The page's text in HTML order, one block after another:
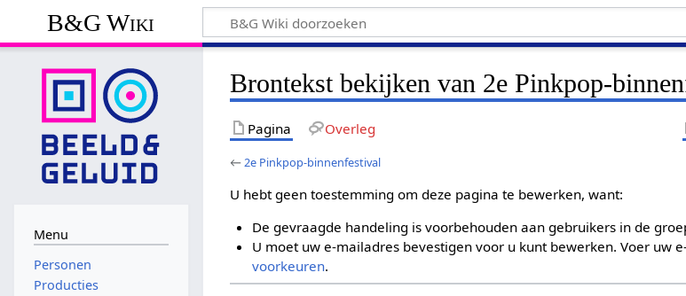
B&G Wiki
Brontekst bekijken van 2e Pinkpop-
Pagina Overleg
←2e Pinkpop-binnenfestival
U hebt geen toestemming om deze pagina te bewerken, want:
De gevraagde handeling is voorbehouden aan gebruikers in de
U moet uw e-mailadres bevestigen voor u kunt bewerken. Voer uw
voorkeuren.
Menu
Personen
Producties